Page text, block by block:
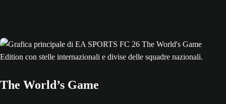
The World’s Game